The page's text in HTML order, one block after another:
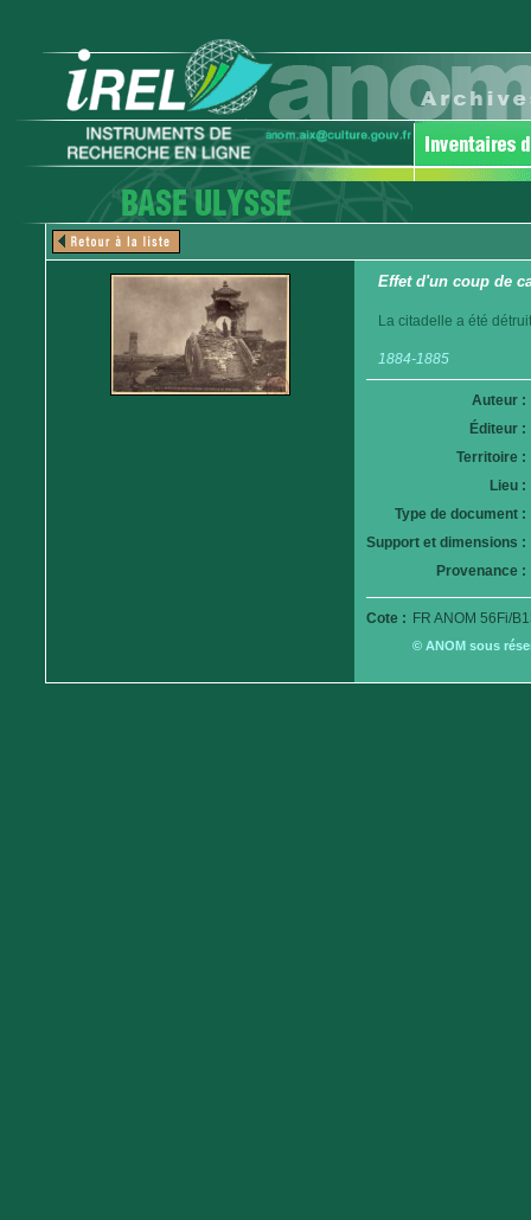
Effet d'un coup de
La citadelle a été
1884-1885
Auteur :
Éditeur :
Territoire :
Lieu :
Type de document :
Support et dimensions :
Provenance :
Cote : FR ANOM 56Fi/
© ANOM sous